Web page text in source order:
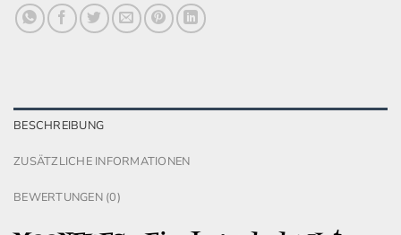
BESCHREIBUNG
ZUSÄTZLICHE INFORMATIONEN
BEWERTUNGEN (0)